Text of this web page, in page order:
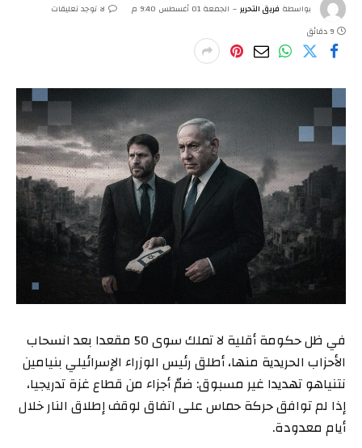
بواسطة فريق التحرير الجمعة 01 أغسطس 9:40 م
لا توجد تعليقات
9 دقائق
في ظل حكومة أقلية لا تملك سوى 50 مقعدا بعد انسحاب
الأحزاب الحريدية منها، أطلق رئيس الوزراء الإسرائيلي بنيامين
نتنياهو تهديدا غير مسبوق: ضمّ أجزاء من قطاع غزة تدريجيا،
إذا لم توافق حركة حماس على اتفاق لوقف إطلاق النار خلال
أيام معدودة.